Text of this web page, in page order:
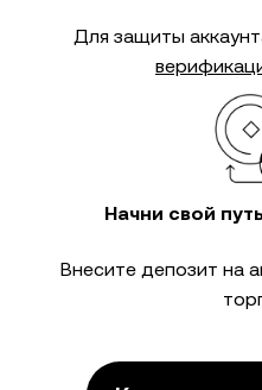
Для защиты
Начни свой
Внесите депозит на